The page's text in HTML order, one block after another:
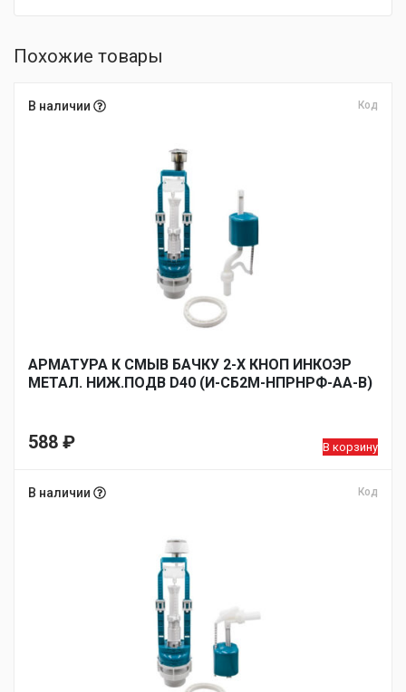
Похожие товары
В наличии Код
АРМАТУРА К СМЫВ БАЧКУ 2-Х КНОП ИНКОЭР
МЕТАЛ. НИЖ.ПОДВ D40 (И-СБ2М-НПРНРФ-АА-В)
588 ₽ В корзину
В наличии Код